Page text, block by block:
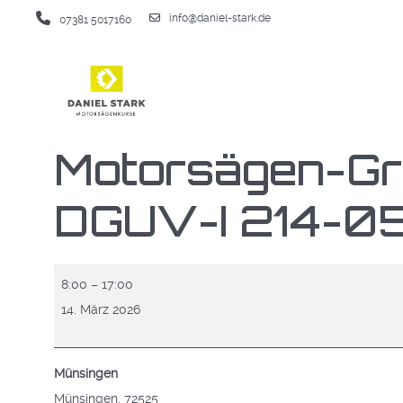
07381 5017160 info@daniel-stark.de
Motorsägen-
DGUV-I 214-
Motorsägen-
Grundlehrgang
A
DGUV-
8:00 – 17:00
14. März 2026
Münsingen
Münsingen 72525